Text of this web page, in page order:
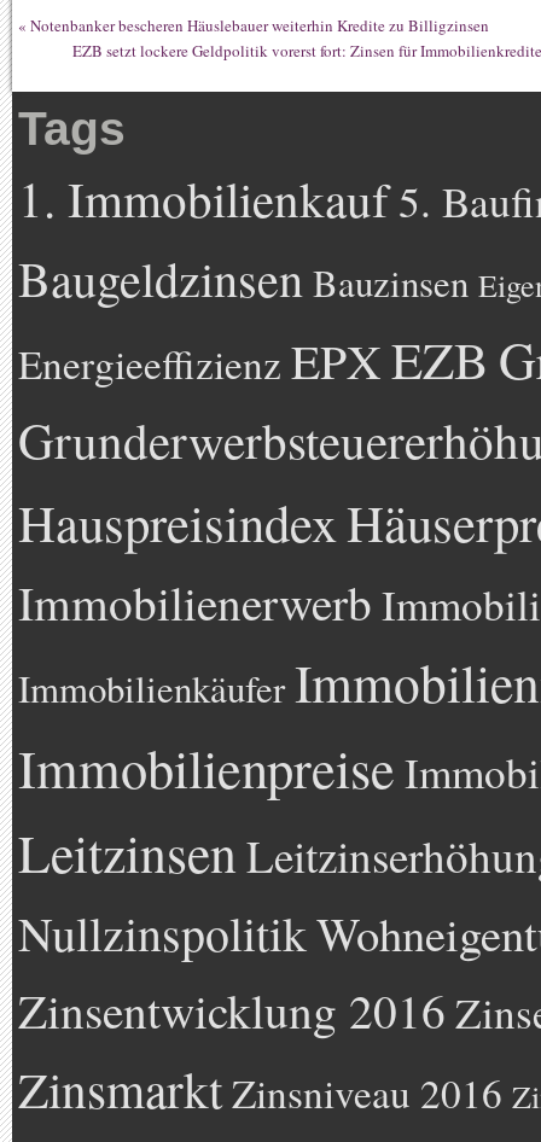
« Notenbanker bescheren Häuslebauer weiterhin Kredite zu Billigzinsen
EZB setzt lockere Geldpolitik vorerst fort: Zinsen für
Tags
1. Immobilienkauf5.
BaugeldzinsenBauzinsen
Energieeffizienz EPXEZB
Hauspreisindex
Immobilienerwerb
Immobilienkäufer
Immobilienpreise
Leitzinsen
Nullzinspolitik
Zinsentwicklung 2016
ZinsmarktZinsniveau 2016